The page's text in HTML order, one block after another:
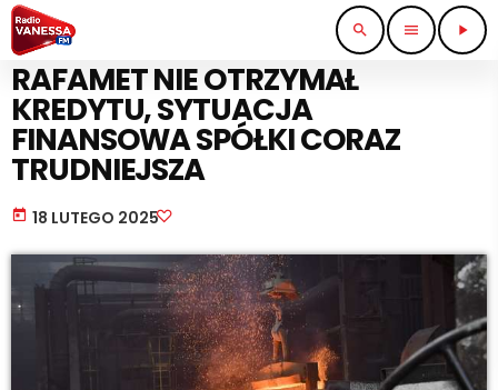
search menu play_arrow
PRACA I BIZNES
RAFAMET NIE OTRZYMAŁ
KREDYTU, SYTUACJA
FINANSOWA SPÓŁKI CORAZ
TRUDNIEJSZA
today 18 LUTEGO 2025